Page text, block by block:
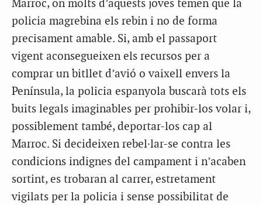
Marroc, on molts d’aquests joves temen que la
policia magrebina els rebin i no de forma
precisament amable. Si, amb el passaport
vigent aconsegueixen els recursos per a
comprar un bitllet d’avió o vaixell envers la
Península, la policia espanyola buscarà tots els
buits legals imaginables per prohibir-los volar i,
possiblement també, deportar-los cap al
Marroc. Si decideixen rebel·lar-se contra les
condicions indignes del campament i n’acaben
sortint, es trobaran al carrer, estretament
vigilats per la policia i sense possibilitat de